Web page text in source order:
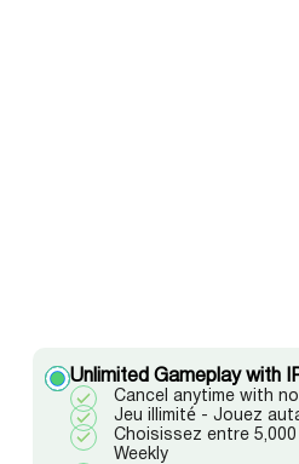
Unlimited Gameplay with
Cancel anytime with
Jeu illimité - Jouez
Choisissez entre
Weekly